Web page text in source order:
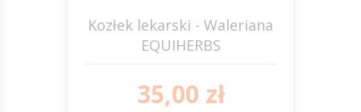
Kozłek lekarski - Waleriana
EQUIHERBS
35,00 zł